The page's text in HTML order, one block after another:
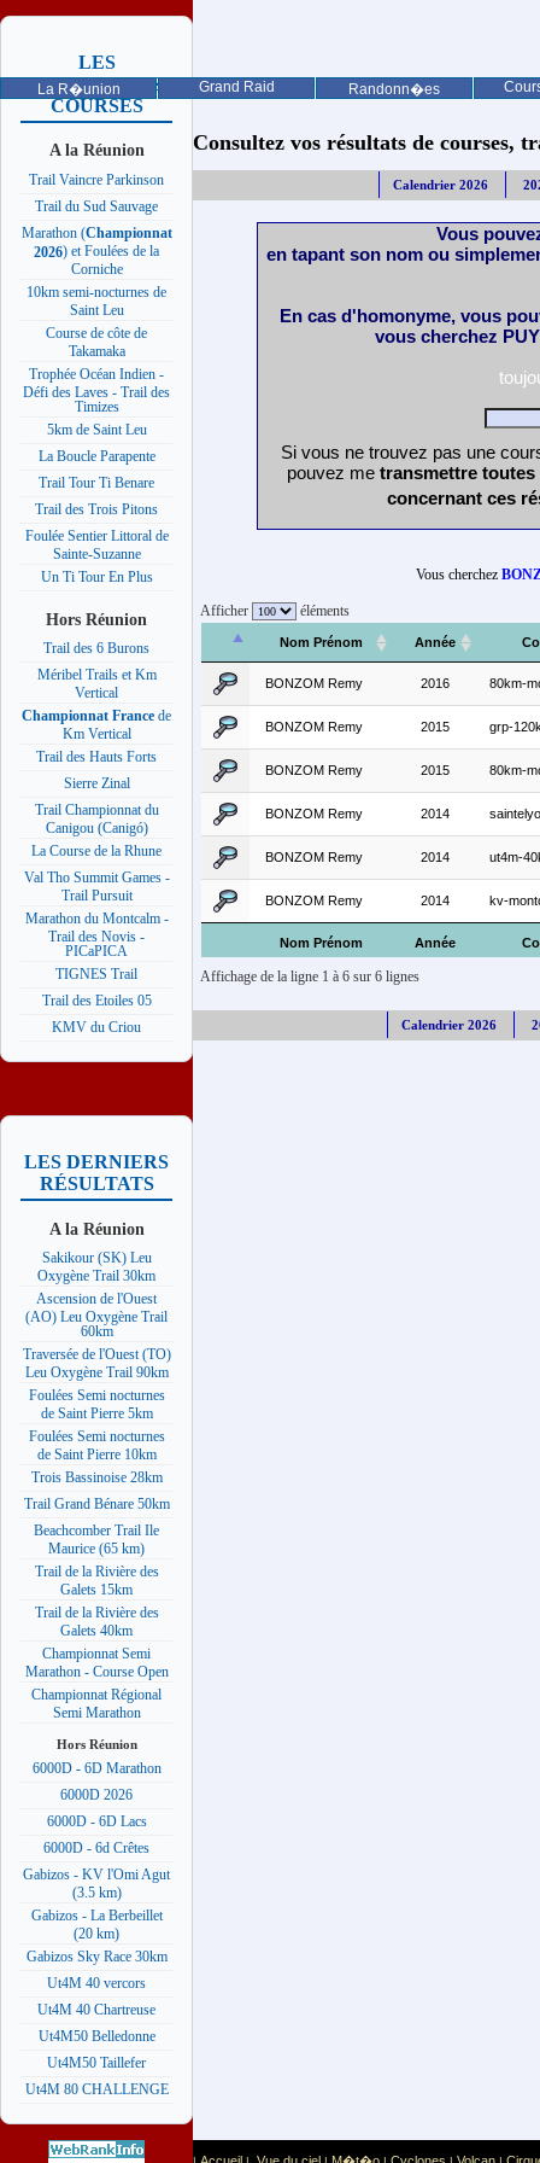
La R�union Grand Raid Randonn�es
LES
PROCHAINES
COURSES
A la Réunion
Trail Vaincre Parkinson
Trail du Sud Sauvage
Marathon (Championnat
2026) et Foulées de la
Corniche
10km semi-nocturnes de
Saint Leu
Course de côte de
Takamaka
Trophée Océan Indien -
Défi des Laves - Trail des
Timizes
5km de Saint Leu
La Boucle Parapente
Trail Tour Ti Benare
Trail des Trois Pitons
Foulée Sentier Littoral de
Sainte-Suzanne
Un Ti Tour En Plus
Hors Réunion
Trail des 6 Burons
Méribel Trails et Km
Vertical
Championnat France de
Km Vertical
Trail des Hauts Forts
Sierre Zinal
Trail Championnat du
Canigou (Canigó)
La Course de la Rhune
Val Tho Summit Games -
Trail Pursuit
Marathon du Montcalm -
Trail des Novis -
PICaPICA
TIGNES Trail
Trail des Etoiles 05
KMV du Criou
LES DERNIERS
RÉSULTATS
A la Réunion
Sakikour (SK) Leu
Oxygène Trail 30km
Ascension de l'Ouest
(AO) Leu Oxygène Trail
60km
Traversée de l'Ouest (TO)
Leu Oxygène Trail 90km
Foulées Semi nocturnes
de Saint Pierre 5km
Foulées Semi nocturnes
de Saint Pierre 10km
Trois Bassinoise 28km
Trail Grand Bénare 50km
Beachcomber Trail Ile
Maurice (65 km)
Trail de la Rivière des
Galets 15km
Trail de la Rivière des
Galets 40km
Championnat Semi
Marathon - Course Open
Championnat Régional
Semi Marathon
Hors Réunion
6000D - 6D Marathon
6000D 2026
6000D - 6D Lacs
6000D - 6d Crêtes
Gabizos - KV l'Omi Agut
(3.5 km)
Gabizos - La Berbeillet
(20 km)
Gabizos Sky Race 30km
Ut4M 40 vercors
Ut4M 40 Chartreuse
Ut4M50 Belledonne
Ut4M50 Taillefer
Ut4M 80 CHALLENGE
Consultez vos résultats de courses,
Calendrier 2026
Vous
en tapant son nom ou
En cas d'homonyme, vous
vous cherchez
Si vous ne trouvez pas une
pouvez me transmettre
concernant ces
Vous cherchez
Afficher éléments
Nom Prénom Année
Nom Prénom Année
BONZOM Remy 2016 80km-
BONZOM Remy 2015 grp-
BONZOM Remy 2015 80km-
BONZOM Remy 2014
BONZOM Remy 2014 ut4m-
BONZOM Remy 2014 kv-
Affichage de la ligne 1 à 6 sur 6 lignes
Calendrier 2026